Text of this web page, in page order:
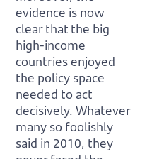
evidence is now
clear that the big
high-income
countries enjoyed
the policy space
needed to act
decisively. Whatever
many so foolishly
said in 2010, they